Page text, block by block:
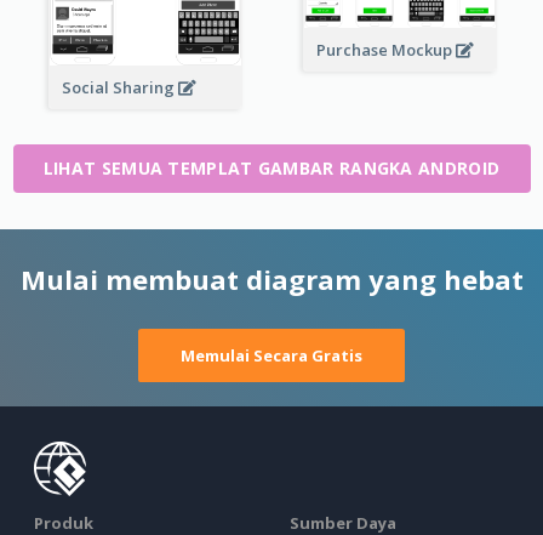
Social Sharing
Purchase Mockup
LIHAT SEMUA TEMPLAT GAMBAR RANGKA ANDROID
Mulai membuat diagram yang hebat
Memulai Secara Gratis
Produk Sumber Daya